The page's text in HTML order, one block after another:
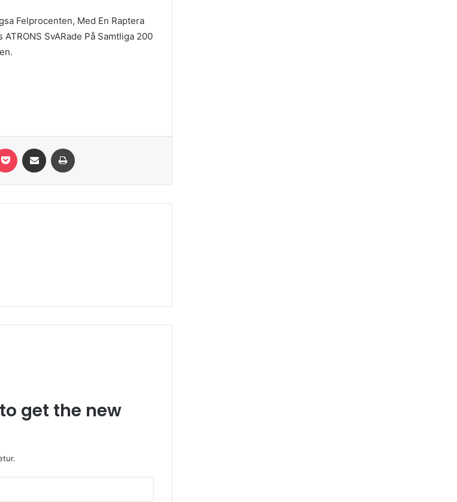
Felprocenten, Med En Raptera
SvARade På Samtliga 200
Pocket Share via Email
get the new